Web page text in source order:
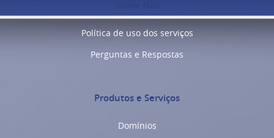
Política de uso dos serviços
Perguntas e Respostas
Produtos e Serviços
Domínios